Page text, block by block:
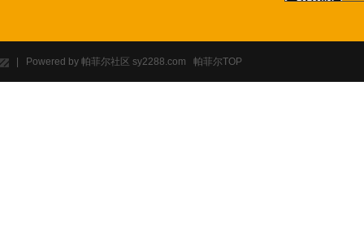
| Powered by 帕菲尔社区 sy2288.com 帕菲尔TOP